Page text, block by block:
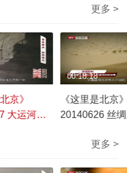
更多 >
京》
大运河
《这里是北京
20140626 丝
00:18:18
更多 >